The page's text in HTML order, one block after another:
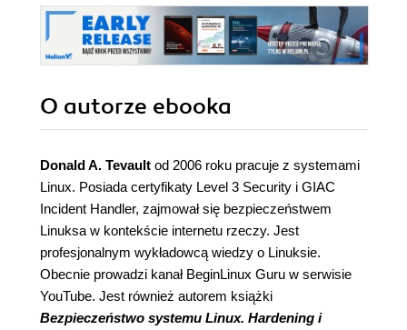
O autorze ebooka
Donald A. Tevault od 2006 roku pracuje z systemami
Linux. Posiada certyfikaty Level 3 Security i GIAC
Incident Handler, zajmował się bezpieczeństwem
Linuksa w kontekście internetu rzeczy. Jest
profesjonalnym wykładowcą wiedzy o Linuksie.
Obecnie prowadzi kanał BeginLinux Guru w serwisie
YouTube. Jest również autorem książki
Bezpieczeństwo systemu Linux. Hardening i